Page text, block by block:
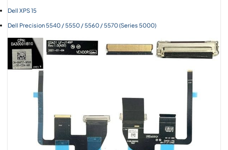
Dell XPS 15
Dell Precision 5540 / 5550 / 5560 / 5570 (Series 5000)